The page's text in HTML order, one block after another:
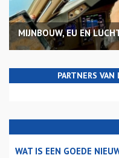
MIJNBOUW, EU EN
PARTNERS
WAT IS EEN GOEDE